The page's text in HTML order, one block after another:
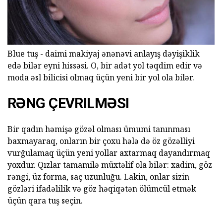
Blue tuş - daimi makiyaj ənənəvi anlayış dəyişiklik
edə bilər eyni hissəsi. O, bir adət yol təqdim edir və
moda əsl bilicisi olmaq üçün yeni bir yol ola bilər.
RƏNG ÇEVRILMƏSI
Bir qadın həmişə gözəl olması ümumi tanınması
baxmayaraq, onların bir çoxu hələ də öz gözəlliyi
vurğulamaq üçün yeni yollar axtarmaq dayandırmaq
yoxdur. Qızlar tamamilə müxtəlif ola bilər: xadim, göz
rəngi, üz forma, saç uzunluğu. Lakin, onlar sizin
gözləri ifadəlilik və göz həqiqətən ölümcül etmək
üçün qara tuş seçin.